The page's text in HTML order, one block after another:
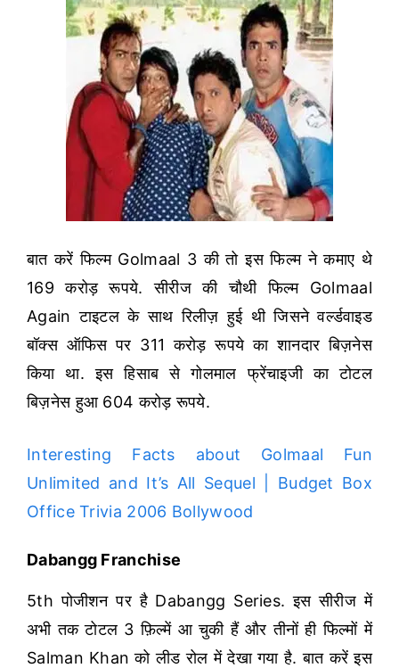
बात करें फिल्म Golmaal 3 की तो इस फिल्म ने कमाए थे
169 करोड़ रूपये. सीरीज की चौथी फिल्म Golmaal
Again टाइटल के साथ रिलीज़ हुई थी जिसने वर्ल्डवाइड
बॉक्स ऑफिस पर 311 करोड़ रूपये का शानदार बिज़नेस
किया था. इस हिसाब से गोलमाल फ्रेंचाइजी का टोटल
बिज़नेस हुआ 604 करोड़ रूपये.
Interesting Facts about Golmaal Fun
Unlimited and It’s All Sequel | Budget Box
Office Trivia 2006 Bollywood
Dabangg Franchise
5th पोजीशन पर है Dabangg Series. इस सीरीज में
अभी तक टोटल 3 फ़िल्में आ चुकी हैं और तीनों ही फिल्मों में
Salman Khan को लीड रोल में देखा गया है. बात करें इस